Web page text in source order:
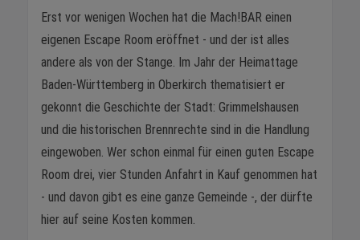
Erst vor wenigen Wochen hat die Mach!BAR einen
eigenen Escape Room eröffnet - und der ist alles
andere als von der Stange. Im Jahr der Heimattage
Baden-Württemberg in Oberkirch thematisiert er
gekonnt die Geschichte der Stadt: Grimmelshausen
und die historischen Brennrechte sind in die Handlung
eingewoben. Wer schon einmal für einen guten Escape
Room drei, vier Stunden Anfahrt in Kauf genommen hat
- und davon gibt es eine ganze Gemeinde -, der dürfte
hier auf seine Kosten kommen.